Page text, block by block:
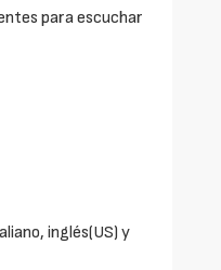
para escuchar
inglés(US) y